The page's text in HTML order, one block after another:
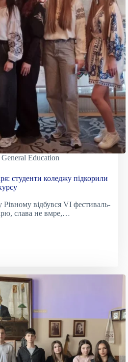
Education
студенти коледжу підкорили
Рівному відбувся VI фестиваль-
слава не вмре,…